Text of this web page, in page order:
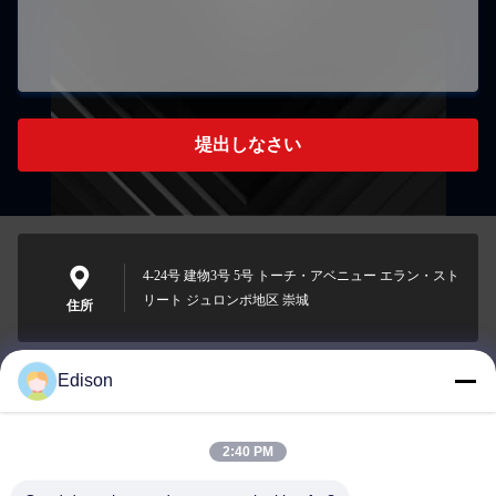
堤出しなさい
住所
4-24号 建物3号 5号 トーチ・アベニュー エラン・スト
リート ジュロンポ地区 崇城
edisonzhan666@163.com
Edison
2:40 PM